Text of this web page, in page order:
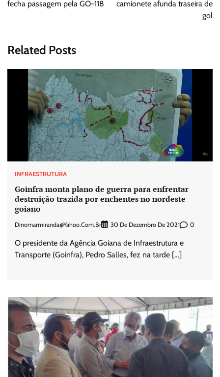
Post
fecha passagem pela GO-118
camionete afunda traseira de
gol
Related Posts
INFRAESTRUTURA
Goinfra monta plano de guerra para enfrentar
destruição trazida por enchentes no nordeste
goiano
Dinomarmiranda@yahoo.com.br 30 De Dezembro De 2021 0
O presidente da Agência Goiana de Infraestrutura e
Transporte (Goinfra), Pedro Salles, fez na tarde […]